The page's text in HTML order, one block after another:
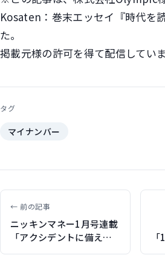
Kosaten：巻末エッセイ『時代を
た。
掲載元様の許可を得て配信していま
タグ
マイナンバー
← 前の記事
ニッキンマネー1月号連載
「アクシデントに備える
保険・共済」が掲載され